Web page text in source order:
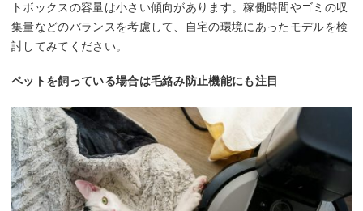
トボックスの容量は小さい傾向があります。稼働時間やゴミの収
集量などのバランスを考慮して、自宅の環境にあったモデルを検
討してみてください。
ペットを飼っている場合は毛絡み防止機能にも注目